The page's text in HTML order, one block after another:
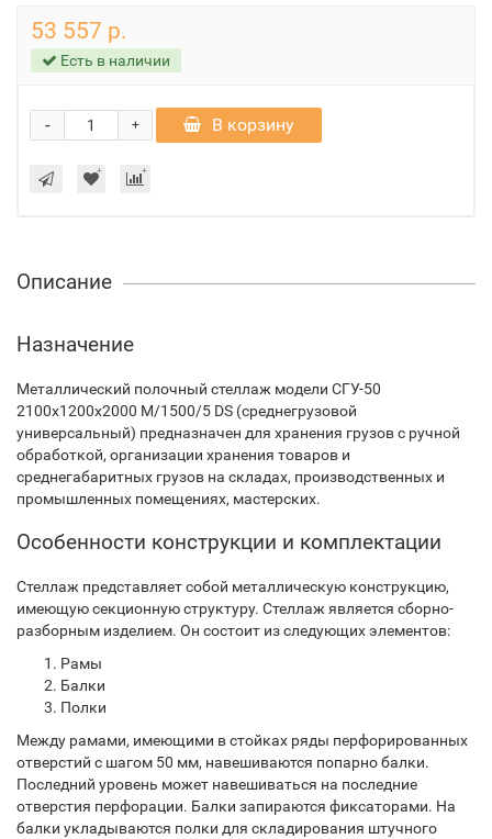
53 557 р.
Есть в наличии
+
- В корзину
Описание
Назначение
Металлический полочный стеллаж модели СГУ-50
2100х1200х2000 М/1500/5 DS (среднегрузовой
универсальный) предназначен для хранения грузов с ручной
обработкой, организации хранения товаров и
среднегабаритных грузов на складах, производственных и
промышленных помещениях, мастерских.
Особенности конструкции и комплектации
Стеллаж представляет собой металлическую конструкцию,
имеющую секционную структуру. Стеллаж является сборно-
разборным изделием. Он состоит из следующих элементов:
Рамы
Балки
Полки
Между рамами, имеющими в стойках ряды перфорированных
отверстий с шагом 50 мм, навешиваются попарно балки.
Последний уровень может навешиваться на последние
отверстия перфорации. Балки запираются фиксаторами. На
балки укладываются полки для складирования штучного